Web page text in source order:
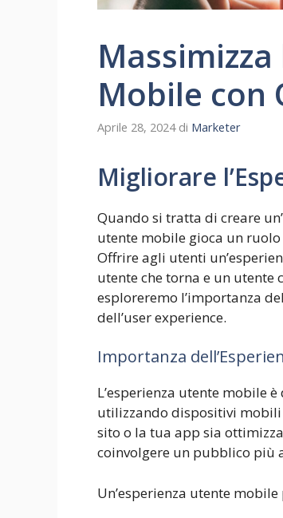
Mobile con
Aprile 28, 2024 di Marketer
Migliorare
Quando si tratta di creare
utente mobile gioca un
Offrire agli utenti
utente che torna e un utente
esploreremo l’importanza
dell’user experience.
Importanza
L’esperienza utente mobile
utilizzando dispositivi mobili
sito o la tua app sia
coinvolgere un pubblico più
Un’esperienza utente